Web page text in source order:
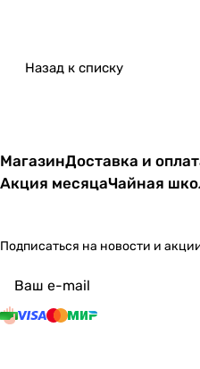
Назад к списку
МагазинДоставка и
Акция месяцаЧайная
Подписаться на новости и